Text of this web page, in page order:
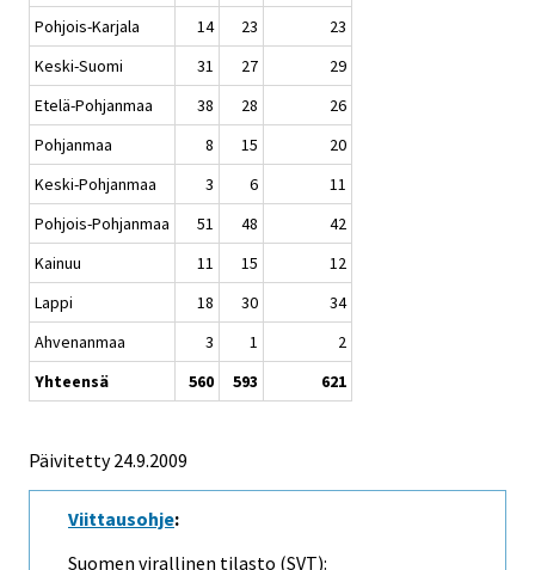
Pohjois-Karjala
14 23
23
Keski-Suomi
31 27
29
Etelä-Pohjanmaa
38 28
26
Pohjanmaa
8 15
20
Keski-Pohjanmaa
3 6
11
Pohjois-Pohjanmaa
51 48
42
Kainuu
11 15
12
Lappi
18 30
34
Ahvenanmaa
3 1
2
Yhteensä
560 593 621
Päivitetty24.9.2009
Viittausohje:
Suomen virallinen tilasto (SVT):